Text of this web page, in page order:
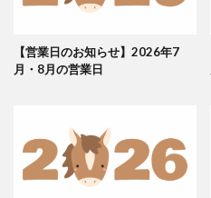
【営業日のお知らせ】2026年7
月・8月の営業日